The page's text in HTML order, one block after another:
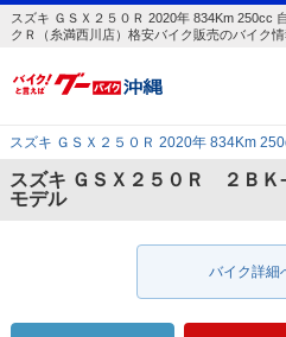
スズキ ＧＳＸ２５０Ｒ 2020年 834Km 250cc
クＲ（糸満西川店）格安バイク販売のバイク
スズキ ＧＳＸ２５０Ｒ 2020年 834Km
スズキ ＧＳＸ２５０Ｒ ２Ｂ
モデル
バイク詳細